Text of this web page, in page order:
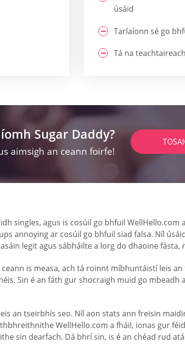
úsáid
Tarlaíonn sé go
Tá na
Sugar Daddy?
aimsigh an ceann foirfe!
singles, agus is cosúil go bhfuil
annoying ar cosúil go bhfuil siad falsa. Níl
legit agus sábháilte a lorg do dhaoine fásta,
is measa, ach tá roinnt míbhuntáistí leis
Sin é an fáth gur shocraigh muid go
an tseirbhís seo. Níl aon stats ann freisin
WellHello.com a fháil, ionas gur
sin dearfach. Dá bhrí sin, is é an chéad rud